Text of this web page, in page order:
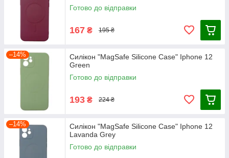
Готово до відправки
167 ₴ 195 ₴
–14%
Силікон "MagSafe Silicone Case" Iphone 12
Green
Готово до відправки
193 ₴ 224 ₴
–14%
Силікон "MagSafe Silicone Case" Iphone 12
Lavanda Grey
Готово до відправки